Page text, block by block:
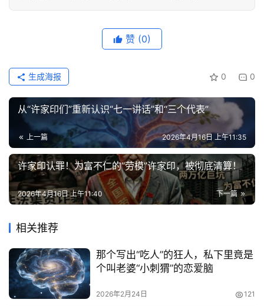
赞 (0)
0 0
生成海报
从“许家印们”重新认识“七一讲话”和“三个代表”
上一篇 2026年4月16日 上午11:35
许家印认罪！为富不仁的“劳模”许家印，被彻底清算！
下一篇
2026年4月16日 上午11:40
相关推荐
那个写出“吃人”的狂人，私下里竟是
个叫老婆“小刺猬”的恋爱脑
2026年2月24日 121